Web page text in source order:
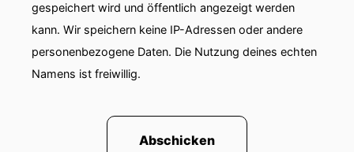
gespeichert wird und öffentlich angezeigt werden
kann. Wir speichern keine IP-Adressen oder andere
personenbezogene Daten. Die Nutzung deines echten
Namens ist freiwillig.
Abschicken